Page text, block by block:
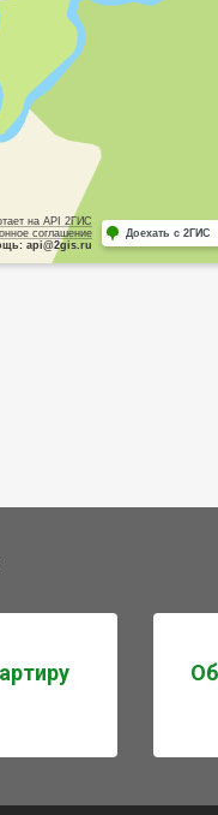
на API 2ГИС
соглашение
api@2gis.ru
Доехать с 2ГИС